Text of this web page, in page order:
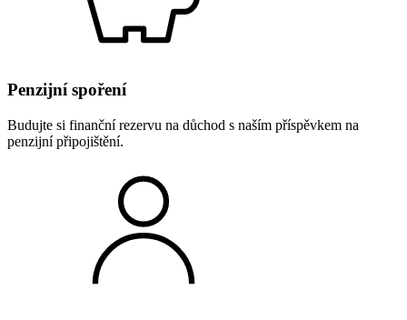
Penzijní spoření
Budujte si finanční rezervu na důchod s naším příspěvkem na
penzijní připojištění.